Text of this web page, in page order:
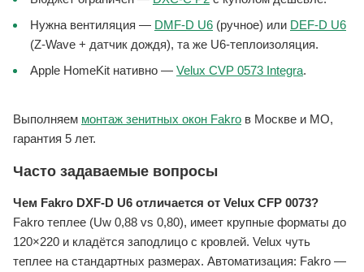
Нужна вентиляция — DMF-D U6 (ручное) или DEF-D U6
(Z-Wave + датчик дождя), та же U6-теплоизоляция.
Apple HomeKit нативно — Velux CVP 0573 Integra.
Выполняем монтаж зенитных окон Fakro в Москве и МО,
гарантия 5 лет.
Часто задаваемые вопросы
Чем Fakro DXF-D U6 отличается от Velux CFP 0073?
Fakro теплее (Uw 0,88 vs 0,80), имеет крупные форматы до
120×220 и кладётся заподлицо с кровлей. Velux чуть
теплее на стандартных размерах. Автоматизация: Fakro —